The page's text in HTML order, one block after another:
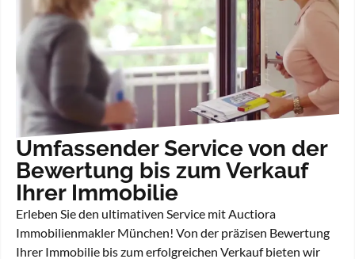
Umfassender Service von der
Bewertung bis zum Verkauf
Ihrer Immobilie
Erleben Sie den ultimativen Service mit Auctiora
Immobilienmakler München! Von der präzisen Bewertung
Ihrer Immobilie bis zum erfolgreichen Verkauf bieten wir